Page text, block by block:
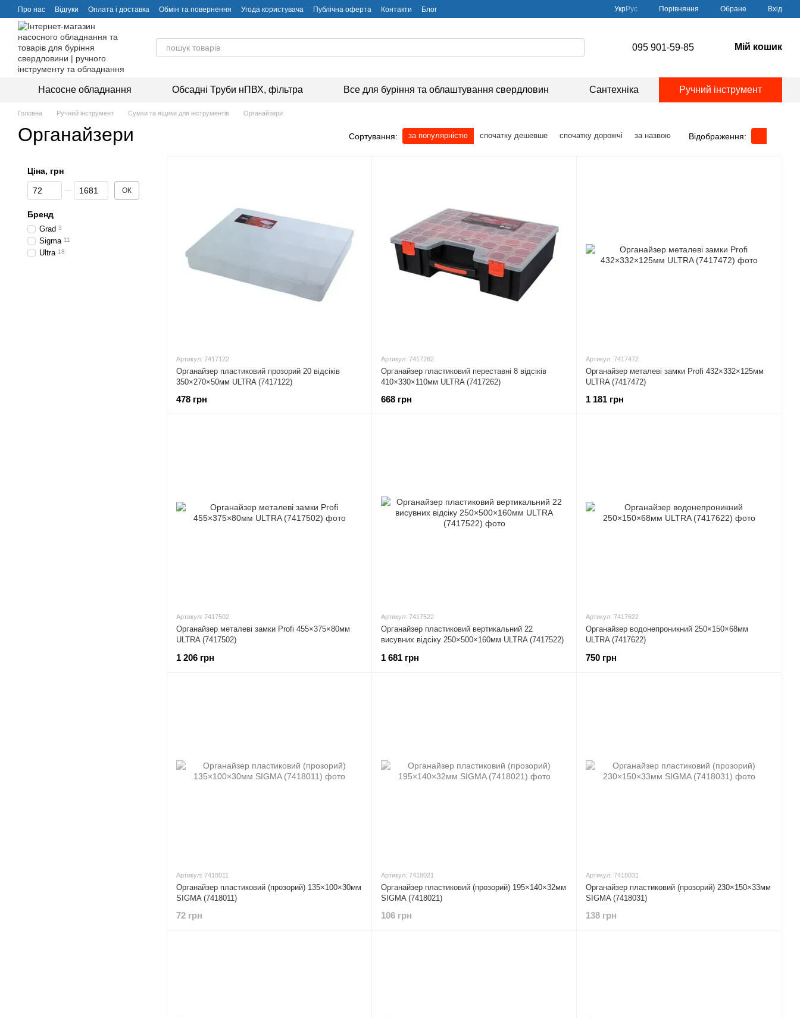
Перейти до основного контенту
Про нас Відгуки Оплата і доставка Обмін та повернення Угода користувача Публічна оферта Контакти Блог УкрРус Порівняння Обране Вхід
095 901-59-85 Мій кошик
Насосне обладнання Обсадні Труби нПВХ, фільтра Все для буріння та облаштування свердловин Сантехніка Ручний інструмент
Головна Ручний інструмент Сумки та ящики для інструментів Органайзери
Органайзери Сортування: за популярністю спочатку дешевше спочатку дорожчі за назвою Відображення:
Артикул: 7417122
Органайзер пластиковий прозорий 20 відсіків
350×270×50мм ULTRA (7417122)
478 грн
Артикул: 7417262
Органайзер пластиковий переставні 8 відсіків
410×330×110мм ULTRA (7417262)
668 грн
Артикул: 7417472
Органайзер металеві замки Profi 432×332×125мм
ULTRA (7417472)
1 181 грн
Артикул: 7417502
Органайзер металеві замки Profi 455×375×80мм
ULTRA (7417502)
1 206 грн
Артикул: 7417522
Органайзер пластиковий вертикальний 22
висувних відсіку 250×500×160мм ULTRA (7417522)
1 681 грн
Артикул: 7417622
Органайзер водонепроникний 250×150×68мм
ULTRA (7417622)
750 грн
Артикул: 7418011
Органайзер пластиковий (прозорий) 135×100×30мм
SIGMA (7418011)
72 грн
Артикул: 7418021
Органайзер пластиковий (прозорий) 195×140×32мм
SIGMA (7418021)
106 грн
Артикул: 7418031
Органайзер пластиковий (прозорий) 230×150×33мм
SIGMA (7418031)
138 грн
Ціна, грн
Від Ціна, грн
До Ціна, грн ОК
Бренд
Grad 3
Sigma 11
Ultra 18